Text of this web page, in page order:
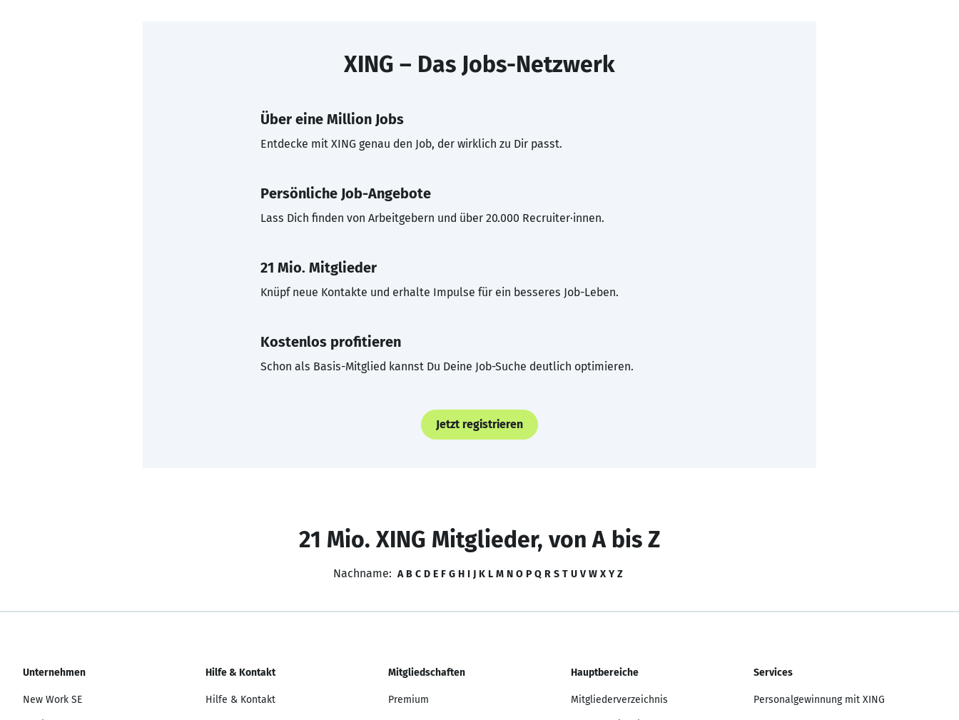
XING – Das Jobs-Netzwerk
Über eine Million Jobs
Entdecke mit XING genau den Job, der wirklich zu Dir passt.
Persönliche Job-Angebote
Lass Dich finden von Arbeitgebern und über 20.000 Recruiter·innen.
21 Mio. Mitglieder
Knüpf neue Kontakte und erhalte Impulse für ein besseres Job-Leben.
Kostenlos profitieren
Schon als Basis-Mitglied kannst Du Deine Job-Suche deutlich optimieren.
Jetzt registrieren
21 Mio. XING Mitglieder, von A bis Z
Nachname: A B C D E F G H I J K L M N O P Q R S T U V W X Y Z
Unternehmen
New Work SE
Hilfe & Kontakt
Hilfe & Kontakt
Mitgliedschaften
Premium
Hauptbereiche
Mitgliederverzeichnis
Services
Personalgewinnung mit XING